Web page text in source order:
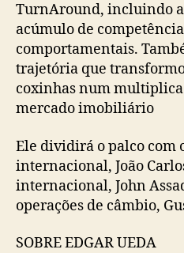
TurnAround, incluindo
acúmulo de
comportamentais.
trajetória que
coxinhas num
mercado imobiliário
Ele dividirá o palco com
internacional, João
internacional, John
operações de câmbio,
SOBRE EDGAR UEDA